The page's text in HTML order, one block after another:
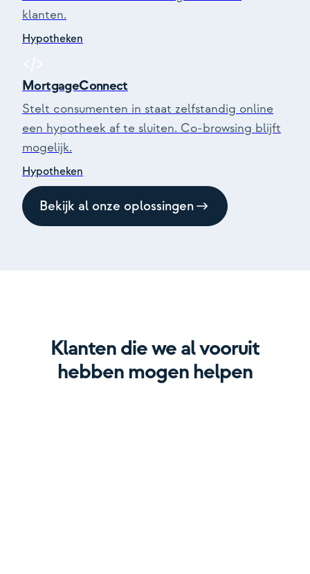
klanten.
Hypotheken
MortgageConnect
Stelt consumenten in staat zelfstandig online
een hypotheek af te sluiten. Co-browsing blijft
mogelijk.
Hypotheken
Bekijk al onze oplossingen
Klanten die we al vooruit
hebben mogen helpen